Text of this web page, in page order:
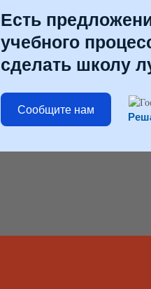
Есть
учебного
сделать школу
Сообщите нам